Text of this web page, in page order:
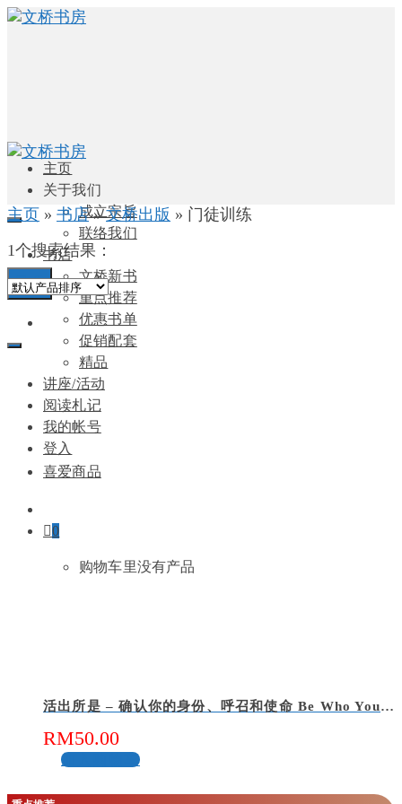
主页
关于我们
成立宗旨
联络我们
书店
文桥新书
重点推荐
优惠书单
促销配套
精品
讲座/活动
阅读札记
我的帐号
登入
喜爱商品
0
购物车里没有产品
0
主页 » 书店 » 文桥出版 » 门徒训练
1个搜索结果：
活出所是 – 确认你的身份、呼召和使命 Be Who You Are In Christ
RM50.00
加入购物车